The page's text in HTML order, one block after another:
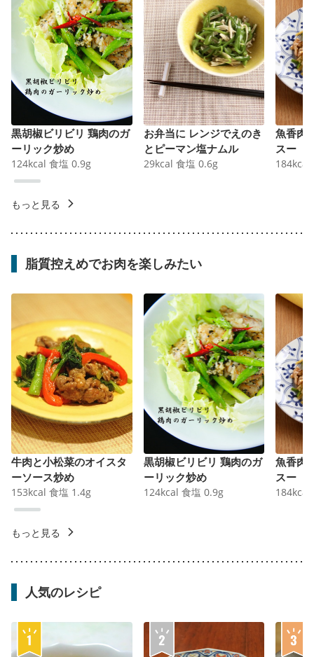
黒胡椒ビリビリ 鶏肉のガ
ーリック炒め
124kcal 食塩 0.9g
お弁当に レンジでえのき
とピーマン塩ナムル
29kcal 食塩 0.6g
魚香肉
スー
184kcal
もっと見る
脂質控えめでお肉を楽しみたい
牛肉と小松菜のオイスタ
ーソース炒め
153kcal 食塩 1.4g
黒胡椒ビリビリ 鶏肉のガ
ーリック炒め
124kcal 食塩 0.9g
魚香肉
スー
184kcal
もっと見る
人気のレシピ